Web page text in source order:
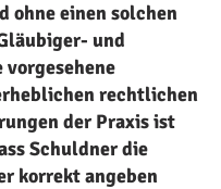
ohne einen solchen
und
vorgesehene
rechtlichen
der Praxis ist
Schuldner die
korrekt angeben